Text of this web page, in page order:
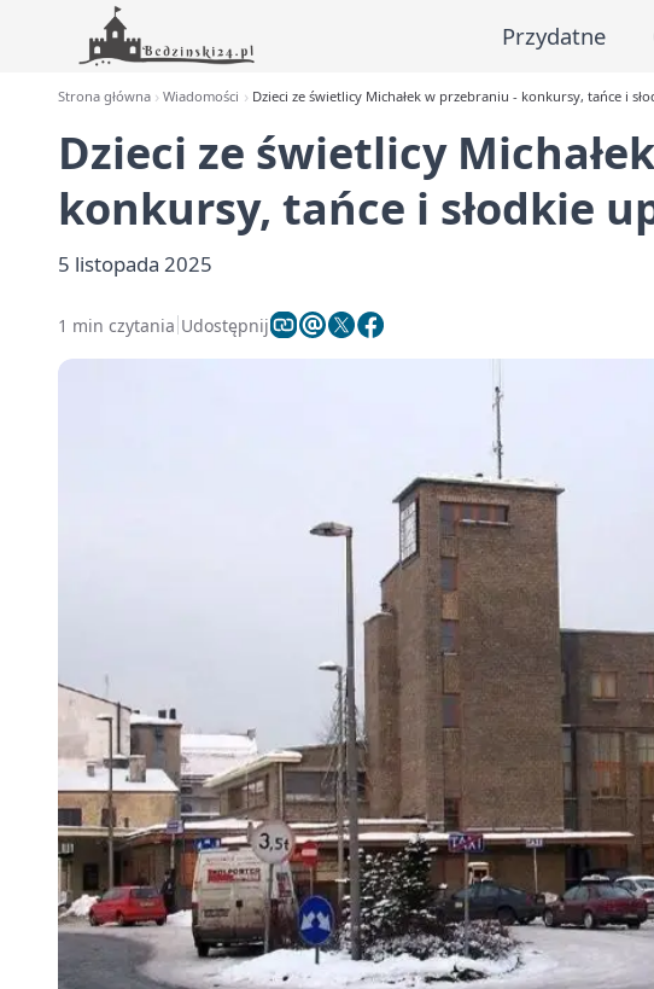
Przydatne
Strona główna Wiadomości Dzieci ze świetlicy Michałek w przebraniu - konkursy, tańce i
Dzieci ze świetlicy
konkursy, tańce i słodkie
5 listopada 2025
1 min czytania Udostępnij